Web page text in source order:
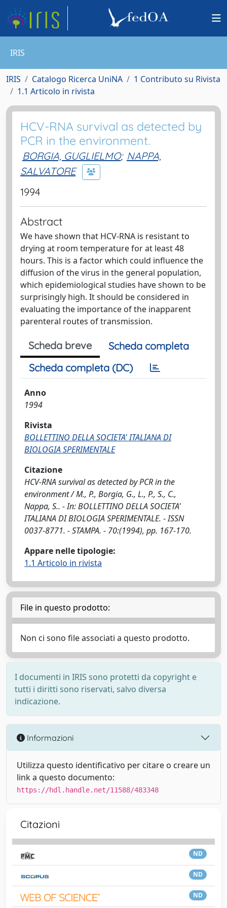
IRIS
IRIS Catalogo Ricerca UniNA
1 Contributo su Rivista
1.1 Articolo in rivista
HCV-RNA survival as detected by
PCR in the environment.
BORGIA, GUGLIELMO; NAPPA,
SALVATORE
1994
Abstract
We have shown that HCV-RNA is resistant to
drying at room temperature for at least 48
hours. This is a factor which could influence the
diffusion of the virus in the general population,
which epidemiological studies have shown to be
surprisingly high. It should be considered in
evaluating the importance of the inapparent
parenteral routes of transmission.
Scheda breve
Scheda completa
Scheda completa (DC)
Anno
1994
Rivista
BOLLETTINO DELLA SOCIETA' ITALIANA DI
BIOLOGIA SPERIMENTALE
Citazione
HCV-RNA survival as detected by PCR in the
environment / M., P., Borgia, G., L., P., S., C.,
Nappa, S.. - In: BOLLETTINO DELLA SOCIETA'
ITALIANA DI BIOLOGIA SPERIMENTALE. - ISSN
0037-8771. - STAMPA. - 70:(1994), pp. 167-170.
Appare nelle tipologie:
1.1 Articolo in rivista
File in questo prodotto:
Non ci sono file associati a questo prodotto.
I documenti in IRIS sono protetti da copyright e
tutti i diritti sono riservati, salvo diversa
indicazione.
Informazioni
Utilizza questo identificativo per citare o creare un
link a questo documento:
https://hdl.handle.net/11588/483348
Citazioni
ND
ND
ND